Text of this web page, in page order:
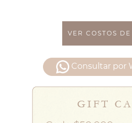
VER COSTOS
Consultar por